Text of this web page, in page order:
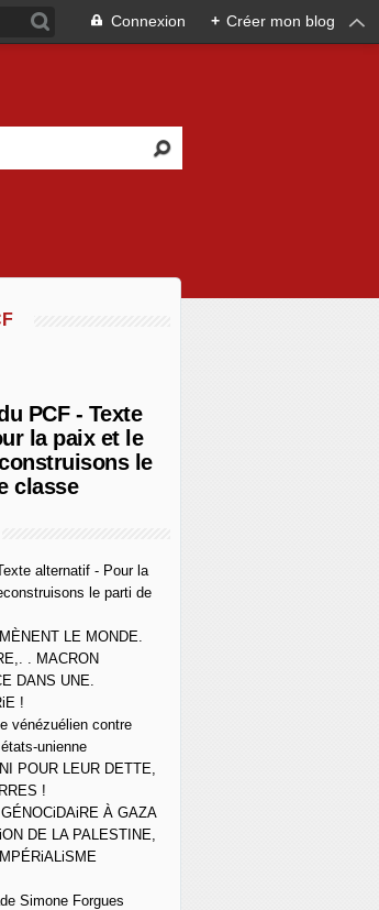
Connexion + Créer mon blog
PCF - Texte
la paix et le
le
classe
alternatif - Pour la
le parti de
LE MONDE.
. MACRON
DANS UNE.
!
vénézuélien contre
unienne
POUR LEUR DETTE,
!
À GAZA
DE LA PALESTINE,
Simone Forgues